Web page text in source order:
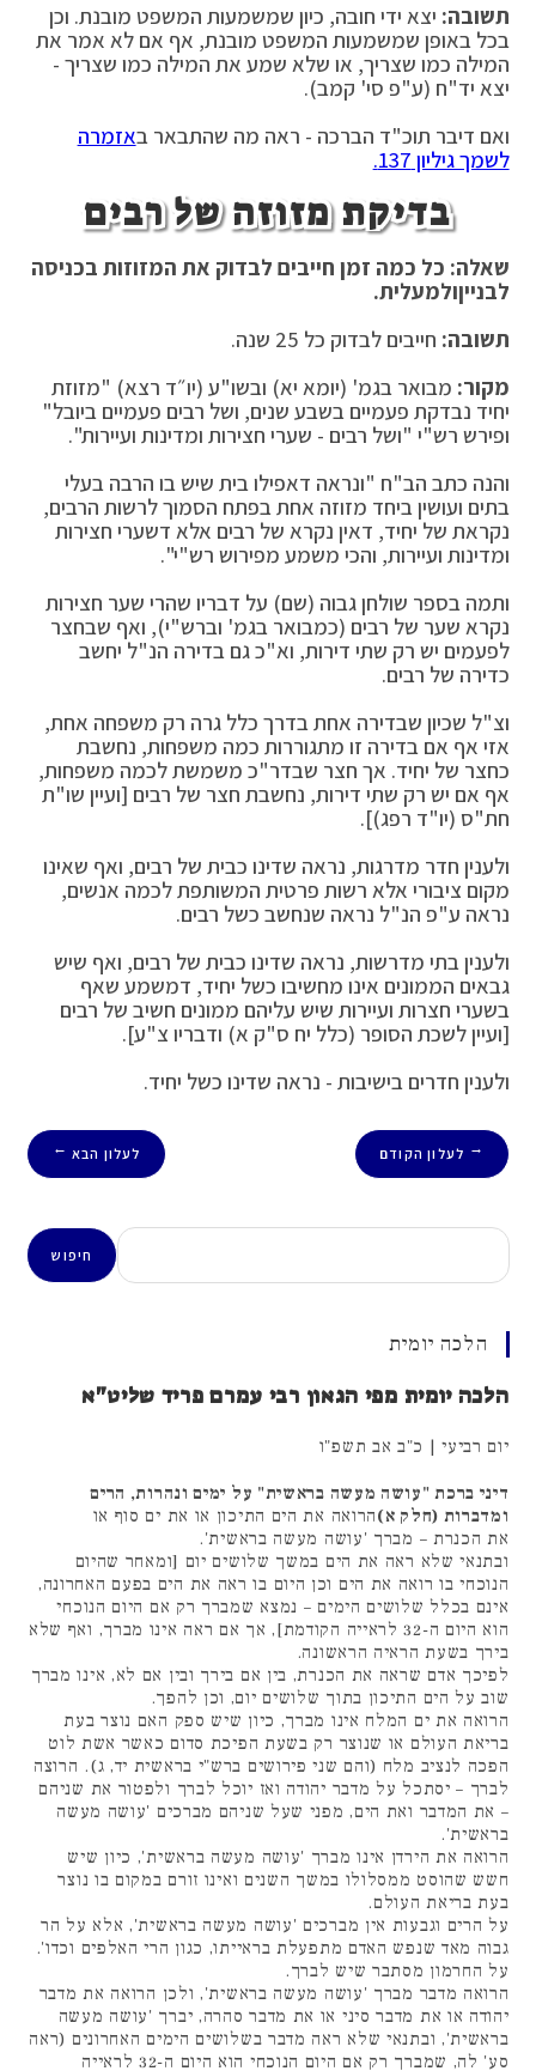
תשובה: יצא ידי חובה, כיון שמשמעות המשפט מובנת. וכן
בכל באופן שמשמעות המשפט מובנת, אף אם לא אמר את
המילה כמו שצריך, או שלא שמע את המילה כמו שצריך -
יצא יד"ח (ע"פ סי' קמב).
ואם דיבר תוכ"ד הברכה - ראה מה שהתבאר באזמרה
לשמך גיליון 137.
בדיקת מזוזה של רבים
שאלה: כל כמה זמן חייבים לבדוק את המזוזות בכניסה
לבנייןולמעלית.
תשובה: חייבים לבדוק כל 25 שנה.
מקור: מבואר בגמ' (יומא יא) ובשו"ע (יו״ד רצא) "מזוזת
יחיד נבדקת פעמיים בשבע שנים, ושל רבים פעמיים ביובל"
ופירש רש"י "ושל רבים - שערי חצירות ומדינות ועיירות".
והנה כתב הב"ח "ונראה דאפילו בית שיש בו הרבה בעלי
בתים ועושין ביחד מזוזה אחת בפתח הסמוך לרשות הרבים,
נקראת של יחיד, דאין נקרא של רבים אלא דשערי חצירות
ומדינות ועיירות, והכי משמע מפירוש רש"י".
ותמה בספר שולחן גבוה (שם) על דבריו שהרי שער חצירות
נקרא שער של רבים (כמבואר בגמ' וברש"י), ואף שבחצר
לפעמים יש רק שתי דירות, וא"כ גם בדירה הנ"ל יחשב
כדירה של רבים.
וצ"ל שכיון שבדירה אחת בדרך כלל גרה רק משפחה אחת,
אזי אף אם בדירה זו מתגוררות כמה משפחות, נחשבת
כחצר של יחיד. אך חצר שבדר"כ משמשת לכמה משפחות,
אף אם יש רק שתי דירות, נחשבת חצר של רבים [ועיין שו"ת
חת"ס (יו"ד רפג)].
ולענין חדר מדרגות, נראה שדינו כבית של רבים, ואף שאינו
מקום ציבורי אלא רשות פרטית המשותפת לכמה אנשים,
נראה ע"פ הנ"ל נראה שנחשב כשל רבים.
ולענין בתי מדרשות, נראה שדינו כבית של רבים, ואף שיש
גבאים הממונים אינו מחשיבו כשל יחיד, דמשמע שאף
בשערי חצרות ועיירות שיש עליהם ממונים חשיב של רבים
[ועיין לשכת הסופר (כלל יח ס"ק א) ודבריו צ"ע].
ולענין חדרים בישיבות - נראה שדינו כשל יחיד.
← לעלון הקודם לעלון הבא →
חיפוש
חיפוש
הלכה יומית
הלכה יומית מפי הגאון רבי עמרם פריד שליט"א
יום רביעי | כ"ב אב תשפ"ו
דיני ברכת "עושה מעשה בראשית" על ימים ונהרות, הרים
ומדברות (חלק א)הרואה את הים התיכון או את ים סוף או
את הכנרת – מברך 'עושה מעשה בראשית'.
ובתנאי שלא ראה את הים במשך שלושים יום [ומאחר שהיום
הנוכחי בו רואה את הים וכן היום בו ראה את הים בפעם האחרונה,
אינם בכלל שלושים הימים – נמצא שמברך רק אם היום הנוכחי
הוא היום ה-32 לראייה הקודמת], אך אם ראה אינו מברך, ואף שלא
בירך בשעת הראיה הראשונה.
לפיכך אדם שראה את הכנרת, בין אם בירך ובין אם לא, אינו מברך
שוב על הים התיכון בתוך שלושים יום, וכן להפך.
הרואה את ים המלח אינו מברך, כיון שיש ספק האם נוצר בעת
בריאת העולם או שנוצר רק בשעת הפיכת סדום כאשר אשת לוט
הפכה לנציב מלח (והם שני פירושים ברש"י בראשית יד, ג). הרוצה
לברך – יסתכל על מדבר יהודה ואז יוכל לברך ולפטור את שניהם
– את המדבר ואת הים, מפני שעל שניהם מברכים 'עושה מעשה
בראשית'.
הרואה את הירדן אינו מברך 'עושה מעשה בראשית', כיון שיש
חשש שהוסט ממסלולו במשך השנים ואינו זורם במקום בו נוצר
בעת בריאת העולם.
על הרים וגבעות אין מברכים 'עושה מעשה בראשית', אלא על הר
גבוה מאד שנפש האדם מתפעלת בראייתו, כגון הרי האלפים וכדו'.
על החרמון מסתבר שיש לברך.
הרואה מדבר מברך 'עושה מעשה בראשית', ולכן הרואה את מדבר
יהודה או את מדבר סיני או את מדבר סהרה, יברך 'עושה מעשה
בראשית', ובתנאי שלא ראה מדבר בשלושים הימים האחרונים (ראה
סע' לה, שמברך רק אם היום הנוכחי הוא היום ה-32 לראייה